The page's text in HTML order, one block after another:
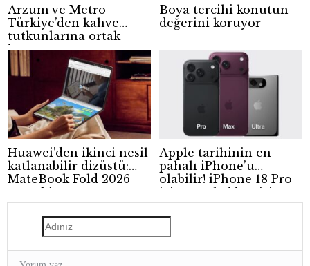
Arzum ve Metro
Türkiye’den kahve
tutkunlarına ortak
kampanya
Boya tercihi konutun
değerini koruyor
Huawei’den ikinci nesil
katlanabilir dizüstü:
MateBook Fold 2026
tanıtıldı
Apple tarihinin en
pahalı iPhone’u
olabilir! iPhone 18 Pro
için zam beklentisi
güçleniyor